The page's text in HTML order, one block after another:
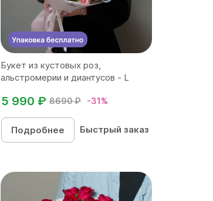
Букет из кустовых роз,
альстромерии и диантусов - L
8690 ₽ -31%
5 990 ₽
Подробнее Быстрый заказ